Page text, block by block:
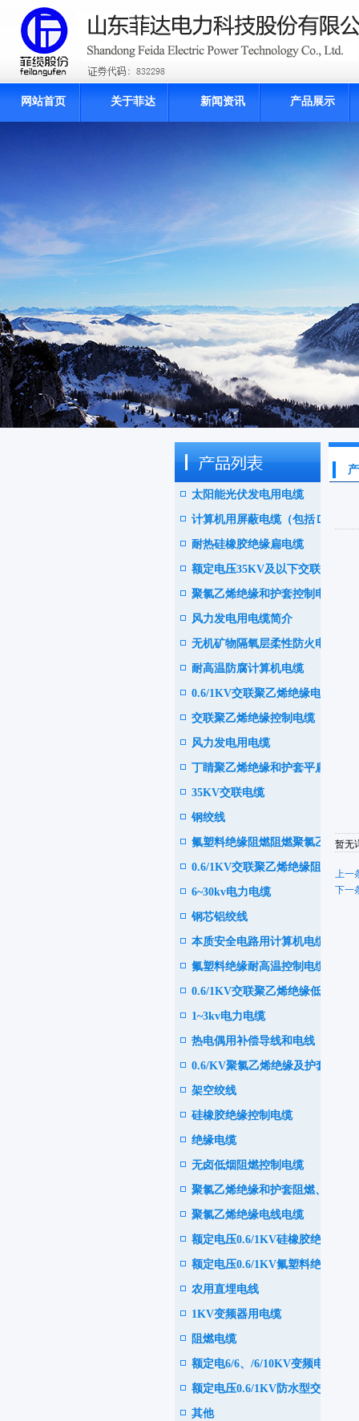
网站首页 关于菲达 新闻资讯 产品展示
太阳能光伏发电用电缆
计算机用屏蔽电缆（包括ＤＣ
Ｓ电缆）
耐热硅橡胶绝缘扁电缆
额定电压35KV及以下交联聚
乙绝缘阻燃电力电缆
聚氯乙烯绝缘和护套控制电缆
风力发电用电缆简介
无机矿物隔氧层柔性防火电缆
耐高温防腐计算机电缆
0.6/1KV交联聚乙烯绝缘电力
电缆
交联聚乙烯绝缘控制电缆
风力发电用电缆
丁睛聚乙烯绝缘和护套平扁型
软电缆
35KV交联电缆
钢绞线
氟塑料绝缘阻燃阻燃聚氯乙烯
护套控制电缆
0.6/1KV交联聚乙烯绝缘阻
燃、耐火电力电缆
6~30kv电力电缆
钢芯铝绞线
本质安全电路用计算机电缆
氟塑料绝缘耐高温控制电缆
0.6/1KV交联聚乙烯绝缘低烟
或无卤阻燃耐火电力电缆
1~3kv电力电缆
热电偶用补偿导线和电线
0.6/KV聚氯乙烯绝缘及护套
电力电缆
架空绞线
硅橡胶绝缘控制电缆
绝缘电缆
无卤低烟阻燃控制电缆
聚氯乙烯绝缘和护套阻燃、耐
火电力电缆
聚氯乙烯绝缘电线电缆
额定电压0.6/1KV硅橡胶绝缘
耐高温电力电缆
额定电压0.6/1KV氟塑料绝缘
耐高温电力电缆
农用直埋电线
1KV变频器用电缆
阻燃电缆
额定电6/6、/6/10KV变频电机
用电缆
额定电压0.6/1KV防水型交联
聚乙烯绝缘电力电缆
其他
暂无
上一
下一